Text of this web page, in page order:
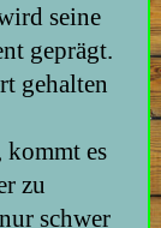
seine
geprägt.
gehalten
kommt es
zu
schwer